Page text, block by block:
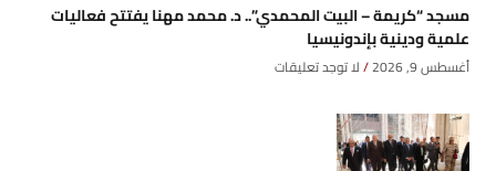
مسجد “كريمة – البيت المحمدي”.. د. محمد مهنا يفتتح فعاليات
علمية ودينية بإندونيسيا
أغسطس 9, 2026 لا توجد تعليقات